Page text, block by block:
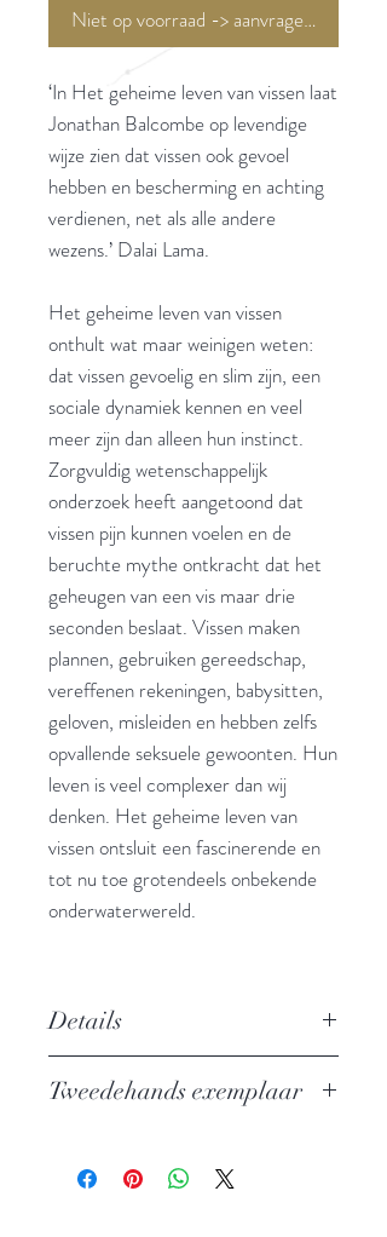
Niet op voorraad -> aanvragen <-
‘In Het geheime leven van vissen laat
Jonathan Balcombe op levendige
wijze zien dat vissen ook gevoel
hebben en bescherming en achting
verdienen, net als alle andere
wezens.’ Dalai Lama.
Het geheime leven van vissen
onthult wat maar weinigen weten:
dat vissen gevoelig en slim zijn, een
sociale dynamiek kennen en veel
meer zijn dan alleen hun instinct.
Zorgvuldig wetenschappelijk
onderzoek heeft aangetoond dat
vissen pijn kunnen voelen en de
beruchte mythe ontkracht dat het
geheugen van een vis maar drie
seconden beslaat. Vissen maken
plannen, gebruiken gereedschap,
vereffenen rekeningen, babysitten,
geloven, misleiden en hebben zelfs
opvallende seksuele gewoonten. Hun
leven is veel complexer dan wij
denken. Het geheime leven van
vissen ontsluit een fascinerende en
tot nu toe grotendeels onbekende
onderwaterwereld.
Details
samenwerken en communiceren -
Auteur: Jonathan Balcombe
Tweedehands exemplaar